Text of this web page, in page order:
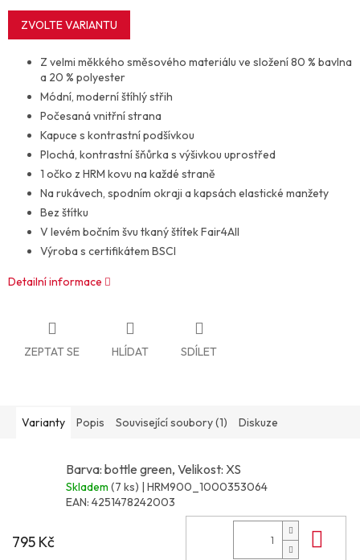
Měrná
cena:
ZVOLTE VARIANTU
Z velmi měkkého směsového materiálu ve složení 80 % bavlna
a 20 % polyester
Módní, moderní štíhlý střih
Počesaná vnitřní strana
Kapuce s kontrastní podšívkou
Plochá, kontrastní šňůrka s výšivkou uprostřed
1 očko z HRM kovu na každé straně
Na rukávech, spodním okraji a kapsách elastické manžety
Bez štítku
V levém bočním švu tkaný štítek Fair4All
Výroba s certifikátem BSCI
Detailní informace
ZEPTAT SE HLÍDAT SDÍLET
Varianty Popis Související soubory (1) Diskuze
Barva: bottle green, Velikost: XS
Skladem (7 ks) | HRM900_1000353064
EAN: 4251478242003
795 Kč